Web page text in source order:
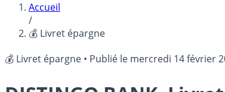
Accueil
/
💰 Livret épargne
💰 Livret épargne • Publié le mercredi 14 février